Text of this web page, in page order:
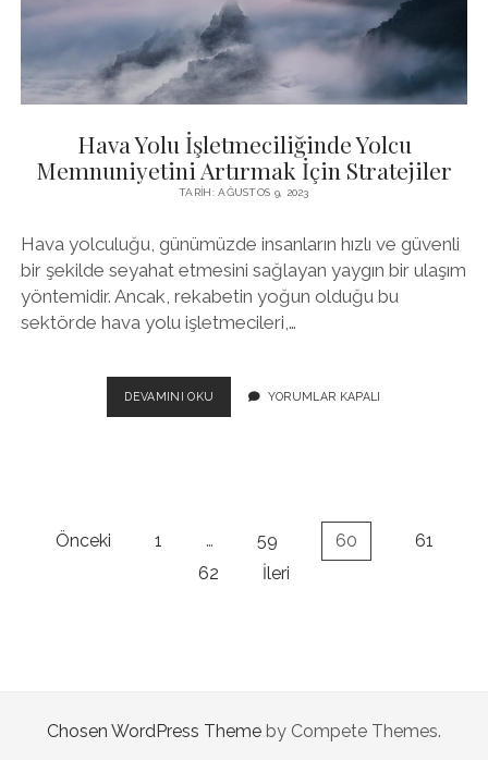
Hava Yolu İşletmeciliğinde Yolcu
Memnuniyetini Artırmak İçin Stratejiler
TARIH: AĞUSTOS 9, 2023
Hava yolculuğu, günümüzde insanların hızlı ve güvenli
bir şekilde seyahat etmesini sağlayan yaygın bir ulaşım
yöntemidir. Ancak, rekabetin yoğun olduğu bu
sektörde hava yolu işletmecileri,…
DEVAMINI OKU
YOLU
STRATEJILER
YORUMLAR KAPALI
YazıÖnceki 1 … 59 60
61
62
İleri
Chosen WordPress Theme by Compete Themes.